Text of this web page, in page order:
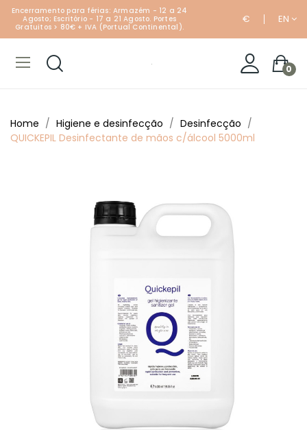
Encerramento para férias: Armazém - 12 a 24
Agosto; Escritório - 17 a 21 Agosto. Portes
Gratuitos > 80€ + IVA (Portual Continental).
€ EN
0
Home Higiene e desinfecção
Desinfecção
QUICKEPIL Desinfectante de mãos c/álcool 5000ml